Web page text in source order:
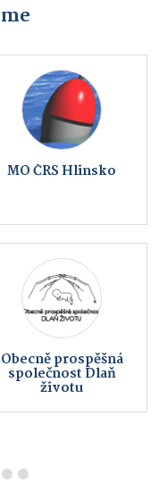
MO ČRS Hlinsko
Obecně prospěšná
společnost Dlaň
životu